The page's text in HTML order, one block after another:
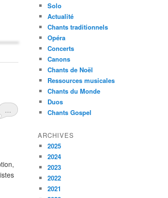
…
Solo
Actualité
Chants traditionnels
Opéra
Concerts
Canons
Chants de Noël
Ressources musicales
Chants du Monde
Duos
Chants Gospel
ARCHIVES
2025
2024
2023
2022
2021